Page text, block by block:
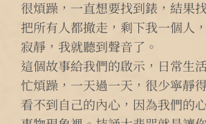
很煩躁，一直想要找到錶，結果
把所有人都撤走，剩下我一個人
寂靜，我就聽到聲音了。
這個故事給我們的啟示，日常生
忙煩躁，一天過一天，很少寧靜
看不到自己的內心，因為我們的